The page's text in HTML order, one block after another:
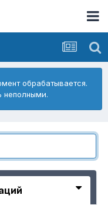
обрабатывается.
неполными.